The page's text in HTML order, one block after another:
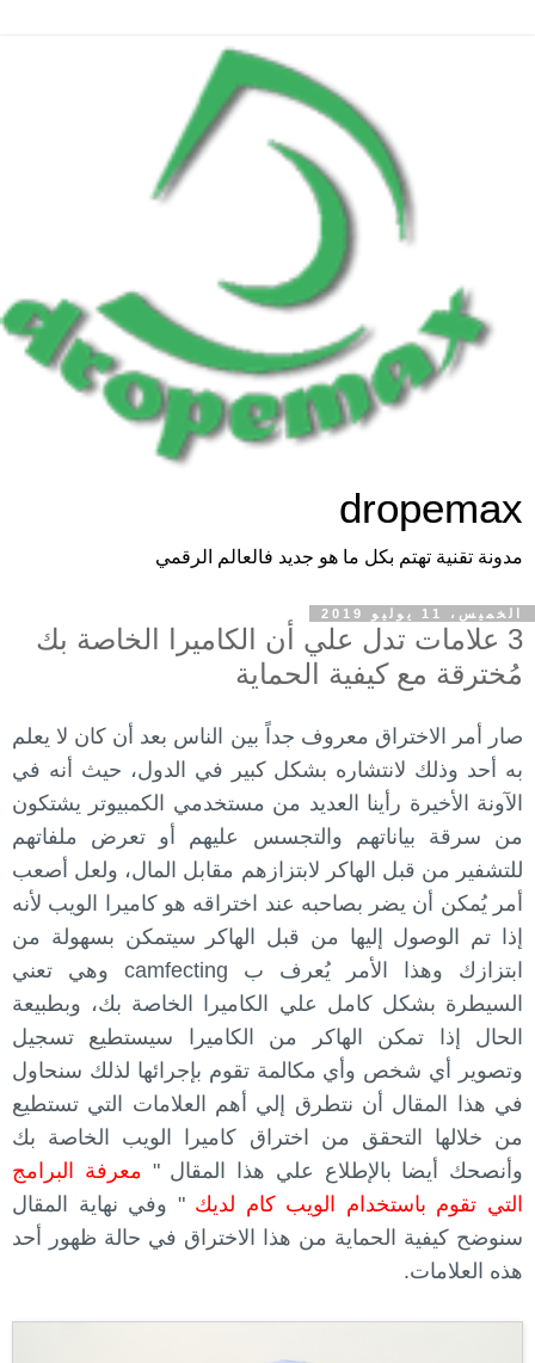
dropemax
مدونة تقنية تهتم بكل ما هو جديد فالعالم الرقمي
الخميس، 11 يوليو 2019
3 علامات تدل علي أن الكاميرا الخاصة بك
مُخترقة مع كيفية الحماية
صار أمر الاختراق معروف جداً بين الناس بعد أن كان لا يعلم
به أحد وذلك لانتشاره بشكل كبير في الدول، حيث أنه في
الآونة الأخيرة رأينا العديد من مستخدمي الكمبيوتر يشتكون
من سرقة بياناتهم والتجسس عليهم أو تعرض ملفاتهم
للتشفير من قبل الهاكر لابتزازهم مقابل المال، ولعل أصعب
أمر يُمكن أن يضر بصاحبه عند اختراقه هو كاميرا الويب لأنه
إذا تم الوصول إليها من قبل الهاكر سيتمكن بسهولة من
ابتزازك وهذا الأمر يُعرف ب camfecting وهي تعني
السيطرة بشكل كامل علي الكاميرا الخاصة بك، وبطبيعة
الحال إذا تمكن الهاكر من الكاميرا سيستطيع تسجيل
وتصوير أي شخص وأي مكالمة تقوم بإجرائها لذلك سنحاول
في هذا المقال أن نتطرق إلي أهم العلامات التي تستطيع
من خلالها التحقق من اختراق كاميرا الويب الخاصة بك
وأنصحك أيضا بالإطلاع علي هذا المقال " معرفة البرامج
التي تقوم باستخدام الويب كام لديك " وفي نهاية المقال
سنوضح كيفية الحماية من هذا الاختراق في حالة ظهور أحد
هذه العلامات.